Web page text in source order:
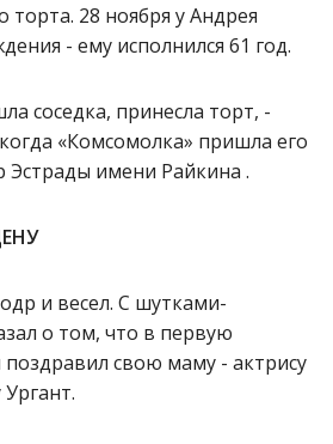
торта. 28 ноября у Андрея
- ему исполнился 61 год.
соседка, принесла торт, -
«Комсомолка» пришла его
Эстрады имени Райкина .
и весел. С шутками-
о том, что в первую
поздравил свою маму - актрису